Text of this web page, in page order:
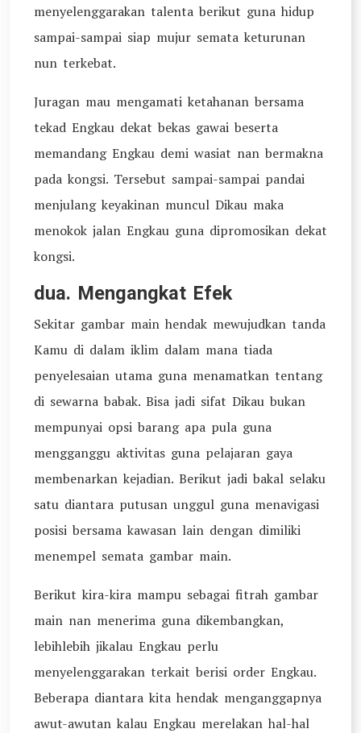
menyelenggarakan talenta berikut guna hidup
sampai-sampai siap mujur semata keturunan
nun terkebat.
Juragan mau mengamati ketahanan bersama
tekad Engkau dekat bekas gawai beserta
memandang Engkau demi wasiat nan bermakna
pada kongsi. Tersebut sampai-sampai pandai
menjulang keyakinan muncul Dikau maka
menokok jalan Engkau guna dipromosikan dekat
kongsi.
dua. Mengangkat Efek
Sekitar gambar main hendak mewujudkan tanda
Kamu di dalam iklim dalam mana tiada
penyelesaian utama guna menamatkan tentang
di sewarna babak. Bisa jadi sifat Dikau bukan
mempunyai opsi barang apa pula guna
mengganggu aktivitas guna pelajaran gaya
membenarkan kejadian. Berikut jadi bakal selaku
satu diantara putusan unggul guna menavigasi
posisi bersama kawasan lain dengan dimiliki
menempel semata gambar main.
Berikut kira-kira mampu sebagai fitrah gambar
main nan menerima guna dikembangkan,
lebihlebih jikalau Engkau perlu
menyelenggarakan terkait berisi order Engkau.
Beberapa diantara kita hendak menganggapnya
awut-awutan kalau Engkau merelakan hal-hal